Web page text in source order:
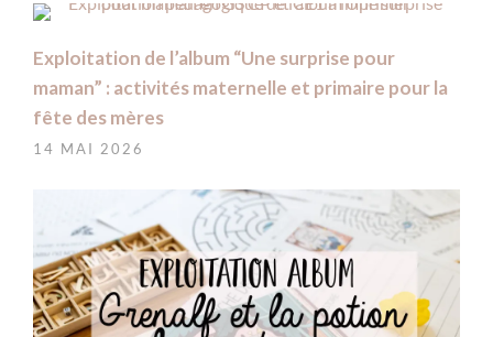
Exploitation de l’album “Une surprise pour
maman” : activités maternelle et primaire pour la
fête des mères
14 MAI 2026